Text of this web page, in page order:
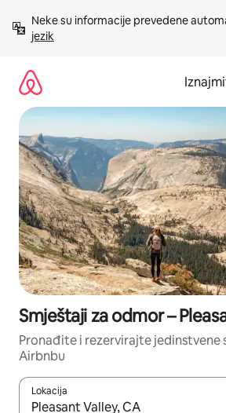
sadržaj
Neke su informacije prevedene
jezik
Smještaji za odmor –
Pronađite i rezervirajte jedinstvene
Airbnbu
Lokacija
Kada budu dostupni rezultati, moći